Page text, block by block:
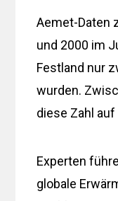
Aemet-Daten
und 2000 im
Festland nur
wurden.
diese Zahl auf
Experten
globale